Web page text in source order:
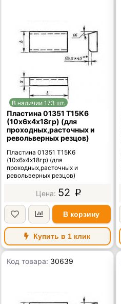
В наличии 173 шт.
Пластина 01351 Т15К6
(10х6х4х18гр) (для
проходных,расточных и
револьверных резцов)
Пластина 01351 Т15К6
(10х6х4х18гр) (для
проходных,расточных и
револьверных резцов)
52 p
В корзину
Купить в 1 клик
Код товара: 30639